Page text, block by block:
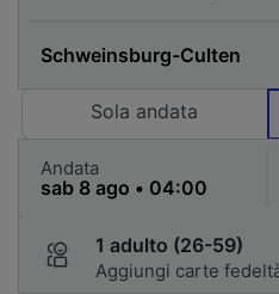
Sola andata
Andata
1 adulto (26-59)
Aggiungi carte